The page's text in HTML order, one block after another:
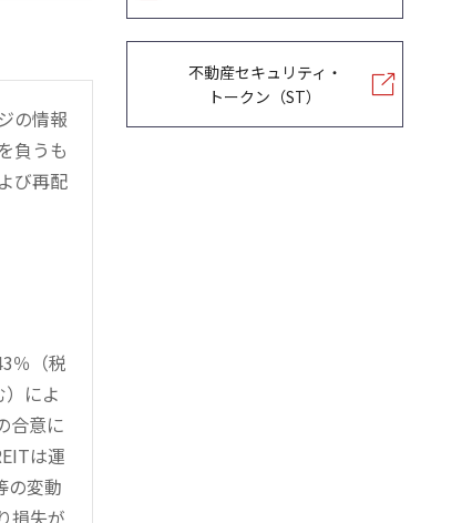
の情報
負うも
び再配
％（税
によ
合意に
は運
の変動
損失が
不動産セキュリティ・
トークン（ST）